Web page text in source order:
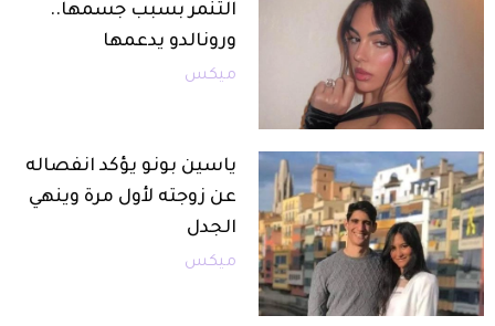
التنمر بسبب جسمها..
ورونالدو يدعمها
ميكس
ياسين بونو يؤكد انفصاله
عن زوجته لأول مرة وينهي
الجدل
ميكس